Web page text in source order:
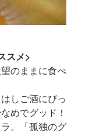
スメ>
のままに食べ
しご酒にぴっ
めでグッド！
。「孤独のグ